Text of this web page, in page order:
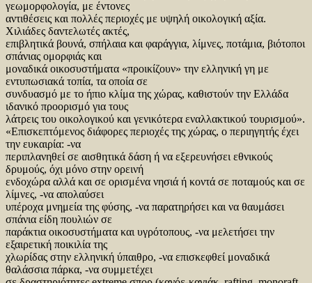
γεωμορφολογία, με έντονες
αντιθέσεις και πολλές περιοχές με υψηλή οικολογική αξία.
Χιλιάδες δαντελωτές ακτές,
επιβλητικά βουνά, σπήλαια και φαράγγια, λίμνες, ποτάμια, βιότοποι
σπάνιας ομορφιάς και
μοναδικά οικοσυστήματα «προικίζουν» την ελληνική γη με
εντυπωσιακά τοπία, τα οποία σε
συνδυασμό με το ήπιο κλίμα της χώρας, καθιστούν την Ελλάδα
ιδανικό προορισμό για τους
λάτρεις του οικολογικού και γενικότερα εναλλακτικού τουρισμού».
«Επισκεπτόμενος διάφορες περιοχές της χώρας, ο περιηγητής έχει
την ευκαιρία: -να
περιπλανηθεί σε αισθητικά δάση ή να εξερευνήσει εθνικούς
δρυμούς, όχι μόνο στην ορεινή
ενδοχώρα αλλά και σε ορισμένα νησιά ή κοντά σε ποταμούς και σε
λίμνες, -να απολαύσει
υπέροχα μνημεία της φύσης, -να παρατηρήσει και να θαυμάσει
σπάνια είδη πουλιών σε
παράκτια οικοσυστήματα και υγρότοπους, -να μελετήσει την
εξαιρετική ποικιλία της
χλωρίδας στην ελληνική ύπαιθρο, -να επισκεφθεί μοναδικά
θαλάσσια πάρκα, -να συμμετέχει